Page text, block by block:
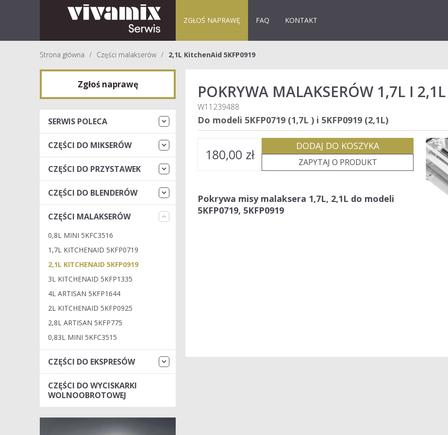
ZGŁOŚ NAPRAWĘ FAQ KONTAKT
Strona główna Części malakserów 2,1L KitchenAid 5KFP0919
Zgłoś naprawę
SERWIS POLECA
CZĘŚCI DO MIKSERÓW
CZĘŚCI DO PRZYSTAWEK
CZĘŚCI DO BLENDERÓW
CZĘŚCI MALAKSERÓW
0,8L MINI 5KFC3516
1,7L KITCHENAID 5KFP0719
2,1L KITCHENAID 5KFP0919
3L KITCHENAID 5KFP1335
4L ARTISAN 5KFP1644
2L KITCHENAID 5KFP0925
2,8L ARTISAN 5KFP775
0,83L MINI 5KFC3515
CZĘŚCI DO EKSPRESÓW
CZĘŚCI DO WYCISKARKI
WOLNOOBROTOWEJ
POKRYWA MALAKSERÓW 1,7L I 2,1L
W11239488
Do modeli 5KFP0719 (1,7L ) i 5KFP0919 (2,1L)
180,00 zł
DODAJ DO KOSZYKA
ZAPYTAJ O PRODUKT
Pokrywa misy malaksera 1,7L, 2,1L do modeli
5KFP0719, 5KFP0919